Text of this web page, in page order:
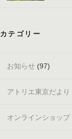
カテゴリー
お知らせ (97)
アトリエ東京だより
オンラインショップ